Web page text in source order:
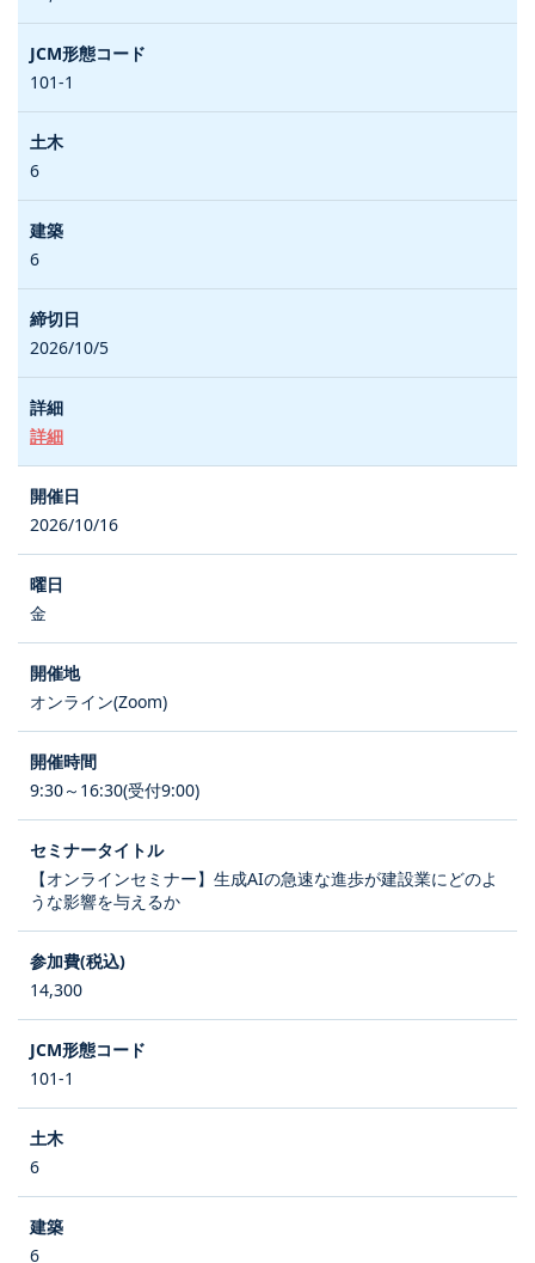
101-1
6
6
2026/10/5
詳細
2026/10/16
金
オンライン(Zoom)
9:30～16:30(受付9:00)
【オンラインセミナー】生成AIの急速な進歩が建設業にどのよ
うな影響を与えるか
14,300
101-1
6
6